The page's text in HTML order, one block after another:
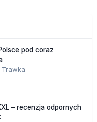
pod coraz
Trawka
– recenzja odpornych